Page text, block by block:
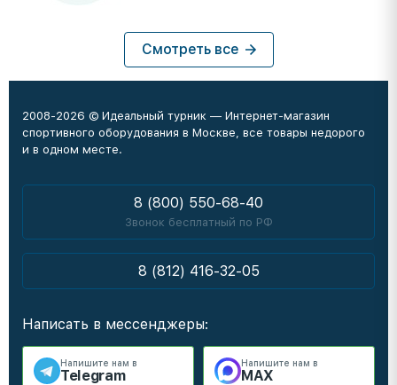
Смотреть все
2008-2026 © Идеальный турник — Интернет-магазин
спортивного оборудования в Москве, все товары недорого
и в одном месте.
8 (800) 550-68-40
Звонок бесплатный по РФ
8 (812) 416-32-05
Написать в мессенджеры:
Напишите нам в
Telegram
Напишите нам в
MAX